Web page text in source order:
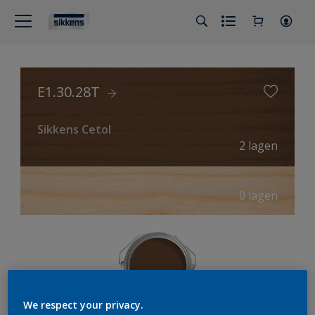
E1.30.28T
Sikkens Cetol
2 lagen
0 lagen
We respect your privacy.